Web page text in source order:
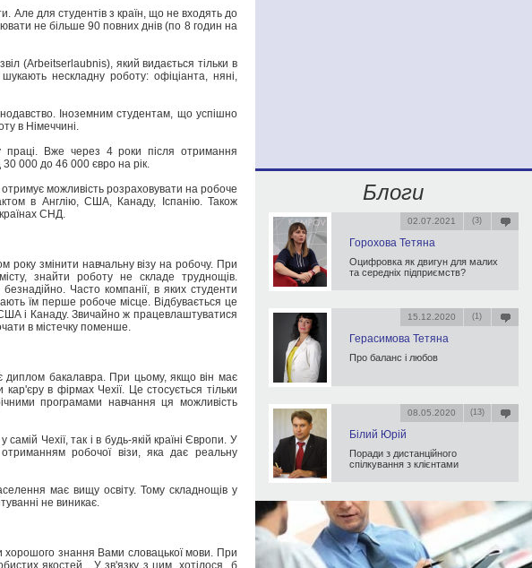
Але для студентів з країн, що не входять до
не більше 90 повних днів (по 8 годин на
(Arbeitserlaubnis), який видається тільки в
нескладну роботу: офіціанта, няні,
Іноземним студентам, що успішно
в Німеччині.
праці. Вже через 4 роки після отримання
30 000 до 46 000 євро на рік.
можливість розраховувати на робоче
в Англію, США, Канаду, Іспанію. Також
СНД.
року змінити навчальну візу на робочу. При
знайти роботу не складе труднощів.
Часто компанії, в яких студенти
їм перше робоче місце. Відбувається це
і Канаду. Звичайно ж працевлаштуватися
в містечку поменше.
диплом бакалавра. При цьому, якщо він має
в фірмах Чехії. Це стосується тільки
програмами навчання ця можливість
Чехії, так і в будь-якій країні Європи. У
робочої візи, яка дає реальну
має вищу освіту. Тому складнощів у
не виникає.
хорошого знання Вами словацької мови. При
якостей . У зв'язку з цим, хотілося б
Блоги
Горохова Тетяна
02.07.2021 (3)
Оцифровка як двигун для малих
та середніх підприємств?
Герасимова Тетяна
15.12.2020 (1)
Про баланс і любов
Білий Юрій
08.05.2020 (13)
Поради з дистанційного
спілкування з клієнтами